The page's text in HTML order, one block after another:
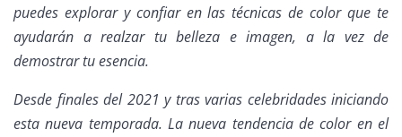
puedes explorar y confiar en las técnicas de color que te
ayudarán a realzar tu belleza e imagen, a la vez de
demostrar tu esencia.
Desde finales del 2021 y tras varias celebridades iniciando
esta nueva temporada. La nueva tendencia de color en el